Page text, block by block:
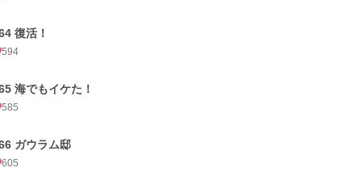
復活！
594
海でもイケた！
585
ガウラム邸
605